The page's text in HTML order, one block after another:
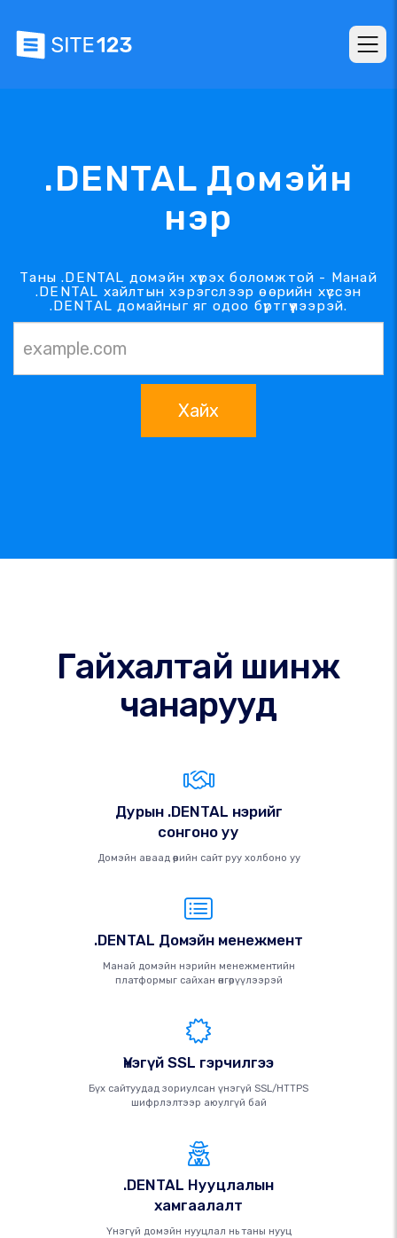
.DENTAL Домэйн
нэр
Таны .DENTAL домэйн хүрэх боломжтой - Манай
.DENTAL хайлтын хэрэгслээр өөрийн хүссэн
.DENTAL домайныг яг одоо бүртгүүлээрэй.
Хайх
Гайхалтай шинж
чанарууд
Дурын .DENTAL нэрийг
сонгоно уу
Домэйн аваад өөрийн сайт руу холбоно уу
.DENTAL Домэйн менежмент
Манай домэйн нэрийн менежментийн
платформыг сайхан өнгөрүүлээрэй
Үнэгүй SSL гэрчилгээ
Бүх сайтуудад зориулсан үнэгүй SSL/HTTPS
шифрлэлтээр аюулгүй бай
.DENTAL Нууцлалын
хамгаалалт
Үнэгүй домэйн нууцлал нь таны нууц